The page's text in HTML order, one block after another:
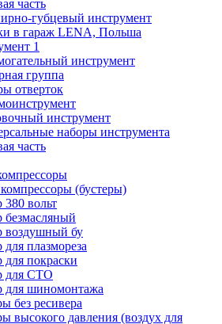
часть
губцевый инструмент
в гараж LENA, Польша
1
инструмент
группа
отверток
инструмент
наборы инструмента
часть
(бустеры)
380 вольт
безмасляный
воздушный бу
плазмореза
для покраски
для СТО
для шиномонтажа
без ресивера
высокого давления (воздух для